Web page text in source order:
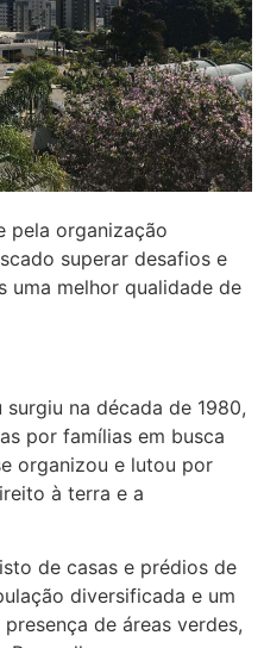
pela organização
superar desafios e
uma melhor qualidade de
na década de 1980,
por famílias em busca
organizou e lutou por
à terra e a
de casas e prédios de
diversificada e um
de áreas verdes,